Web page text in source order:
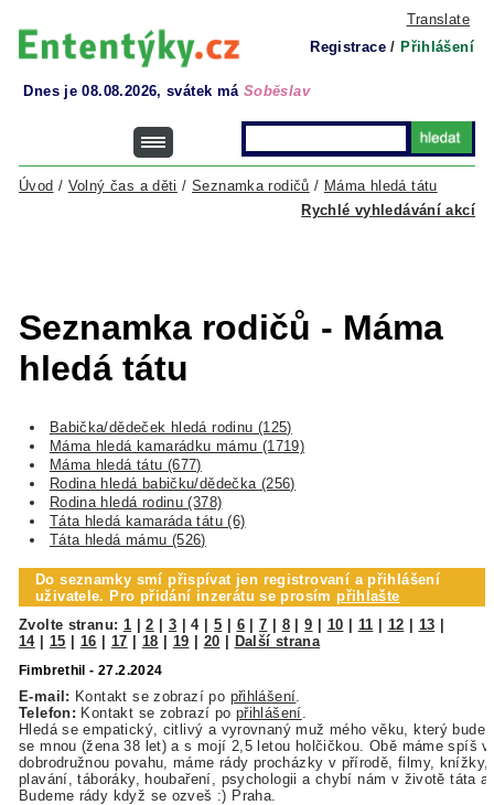
Translate
Registrace / Přihlášení
Dnes je 08.08.2026, svátek má Soběslav
Rychlé vyhledávání akcí
Úvod / Volný čas a děti /Seznamka rodičů / Máma hledá tátu
Seznamka rodičů - Máma
hledá tátu
Babička/dědeček hledá rodinu (125)
Máma hledá kamarádku mámu (1719)
Máma hledá tátu (677)
Rodina hledá babičku/dědečka (256)
Rodina hledá rodinu (378)
Táta hledá kamaráda tátu (6)
Táta hledá mámu (526)
Do seznamky smí přispívat jen registrovaní a přihlášení
uživatele. Pro přidání inzerátu se prosímpřihlašte
Zvolte stranu: 1 |2 3 |4| 5 6|7 8|9 10 11 12 13
14| 15 16 17 18 19 20 Další strana
Fimbrethil - 27.2.2024
E-mail: Kontakt se zobrazí po přihlášení
Telefon: Kontakt se zobrazí po přihlášení
Hledá se empatický, citlivý a vyrovnaný muž mého věku, který bude
se mnou (žena 38 let) a s mojí 2,5 letou holčičkou. Obě máme spíš
dobrodružnou povahu, máme rády procházky v přírodě, filmy, knížky,
plavání, táboráky, houbaření, psychologii a chybí nám v životě táta a
Budeme rády když se ozveš :) Praha.